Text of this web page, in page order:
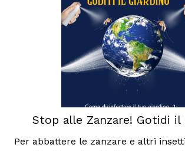
Stop alle Zanzare! Gotidi il
Per abbattere le zanzare e altri